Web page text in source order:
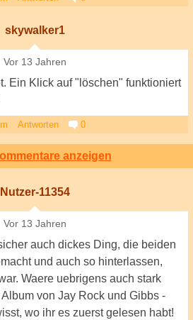
skywalker1
Vor 13 Jahren
Ein Klick auf "löschen" funktioniert
Antworten 0
anzeigen
Nutzer-11354
Vor 13 Jahren
auch dickes Ding, die beiden
und auch so hinterlassen,
Waere uebrigens auch stark
von Jay Rock und Gibbs -
wo ihr es zuerst gelesen habt!